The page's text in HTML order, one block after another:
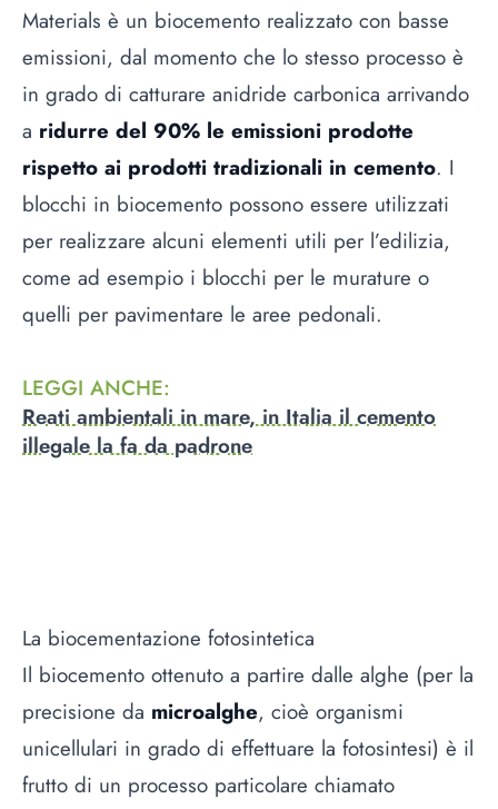
Materials è un biocemento realizzato con basse
emissioni, dal momento che lo stesso processo è
in grado di catturare anidride carbonica arrivando
a ridurre del 90% le emissioni prodotte
rispetto ai prodotti tradizionali in cemento. I
blocchi in biocemento possono essere utilizzati
per realizzare alcuni elementi utili per l’edilizia,
come ad esempio i blocchi per le murature o
quelli per pavimentare le aree pedonali.
LEGGI ANCHE:
Reati ambientali in mare, in Italia il cemento
illegale la fa da padrone
La biocementazione fotosintetica
Il biocemento ottenuto a partire dalle alghe (per la
precisione da microalghe, cioè organismi
unicellulari in grado di effettuare la fotosintesi) è il
frutto di un processo particolare chiamato